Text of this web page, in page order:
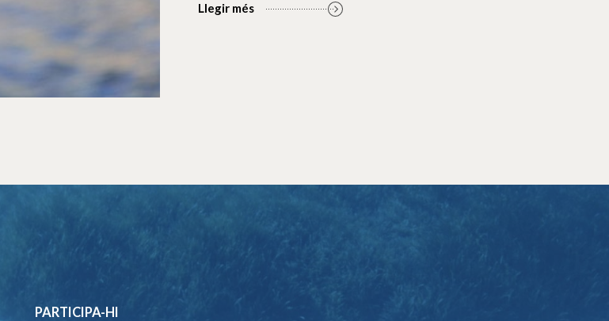
Llegir més
PARTICIPA-HI